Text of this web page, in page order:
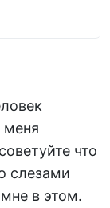
меня
что
слезами
в этом.